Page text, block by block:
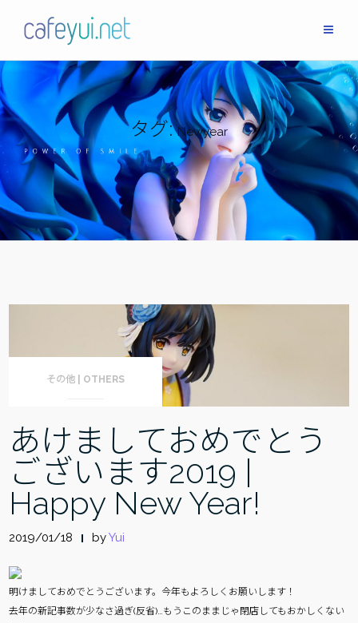
タグ:Newyear
その他 | OTHERS
あけましておめでとう
ございます2019 |
Happy New Year!
2019/01/18 byYui
明けましておめでとうございます。今年もよろしくお願いします！
去年の新記事数が少なさ過ぎ(反省)…もうこのままじゃ閉店してもおかしくない